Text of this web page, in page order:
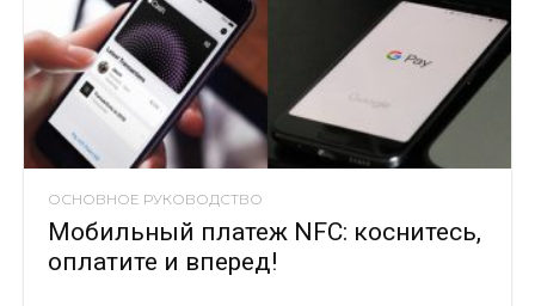
ОСНОВНОЕ РУКОВОДСТВО
Мобильный платеж NFC: коснитесь,
оплатите и вперед!